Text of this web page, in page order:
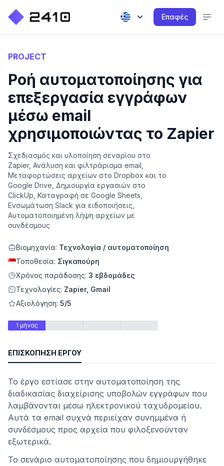
Επαφές
PROJECT
Ροή αυτοματοποίησης για
επεξεργασία εγγράφων
μέσω email
χρησιμοποιώντας το Zapier
Σχεδιασμός και υλοποίηση σεναρίου στο
Zapier, Ανάλυση και φιλτράρισμα email,
Μεταφορτώσεις αρχείων στο Dropbox και το
Google Drive, Δημιουργία εργασιών στο
ClickUp, Καταγραφή σε Google Sheets,
Ενσωμάτωση Slack για ειδοποιήσεις,
Αυτοματοποιημένη λήψη αρχείων με
συνδέσμους
Βιομηχανία: Τεχνολογία / αυτοματοποίηση
Τοποθεσία: Σιγκαπούρη
Χρόνος παράδοσης: 3 εβδομάδες
Τεχνολογίες: Zapier, Gmail
Αξιολόγηση: 5/5
1 μήνας
ΕΠΙΣΚΌΠΗΣΗ ΈΡΓΟΥ
Το έργο εστίασε στην αυτοματοποίηση της
διαδικασίας διαχείρισης υποβολών εγγράφων που
λαμβάνονται μέσω ηλεκτρονικού ταχυδρομείου.
Αυτά τα email συχνά περιείχαν συνημμένα ή
συνδέσμους προς αρχεία που φιλοξενούνταν
εξωτερικά.
Το σενάριο αυτοματοποίησης που δημιουργήθηκε